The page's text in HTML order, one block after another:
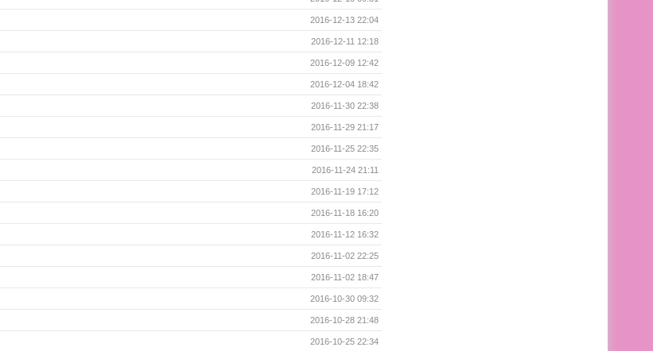
2016-12-13 22:04
2016-12-11 12:18
2016-12-09 12:42
2016-12-04 18:42
2016-11-30 22:38
2016-11-29 21:17
2016-11-25 22:35
2016-11-24 21:11
2016-11-19 17:12
2016-11-18 16:20
2016-11-12 16:32
2016-11-02 22:25
2016-11-02 18:47
2016-10-30 09:32
2016-10-28 21:48
2016-10-25 22:34